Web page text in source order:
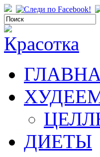
ДИЕТЫ